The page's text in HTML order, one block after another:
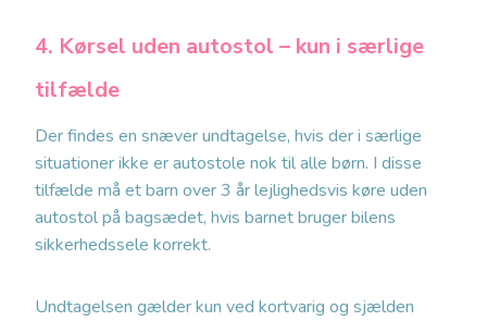
4. Kørsel uden autostol – kun i særlige
tilfælde
Der findes en snæver undtagelse, hvis der i særlige
situationer ikke er autostole nok til alle børn. I disse
tilfælde må et barn over 3 år lejlighedsvis køre uden
autostol på bagsædet, hvis barnet bruger bilens
sikkerhedssele korrekt.
Undtagelsen gælder kun ved kortvarig og sjælden